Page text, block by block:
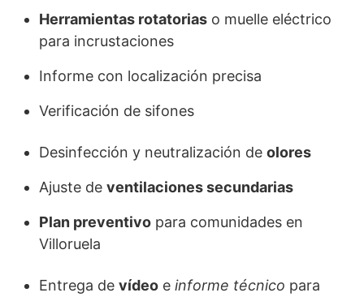
Herramientas rotatorias o muelle eléctrico
para incrustaciones
Informe con localización precisa
Verificación de sifones
Desinfección y neutralización de olores
Ajuste de ventilaciones secundarias
Plan preventivo para comunidades en
Villoruela
Entrega de vídeo e informe técnico para